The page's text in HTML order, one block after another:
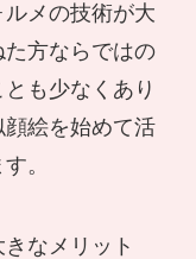
メの技術が大
方ならではの
も少なくあり
絵を始めて活
。
なメリット